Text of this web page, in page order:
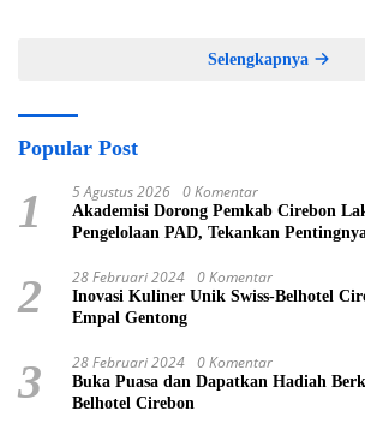
Selengkapnya
Popular Post
1 5 Agustus 2026 0 Komentar
Akademisi Dorong Pemkab Cirebon
Pengelolaan PAD, Tekankan
2 28 Februari 2024 0 Komentar
Inovasi Kuliner Unik Swiss-Belhotel
Empal Gentong
3 28 Februari 2024 0 Komentar
Buka Puasa dan Dapatkan Hadiah
Belhotel Cirebon